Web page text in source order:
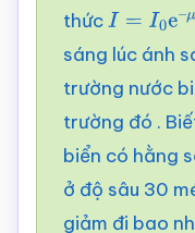
thứcI= I0 e–μx
sáng lúc ánh
trường nước
trường đó .
biển có hằng
ở độ sâu 30
giảm đi bao